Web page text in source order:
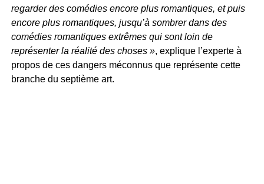
regarder des comédies encore plus romantiques, et puis
encore plus romantiques, jusqu’à sombrer dans des
comédies romantiques extrêmes qui sont loin de
représenter la réalité des choses », explique l’experte à
propos de ces dangers méconnus que représente cette
branche du septième art.